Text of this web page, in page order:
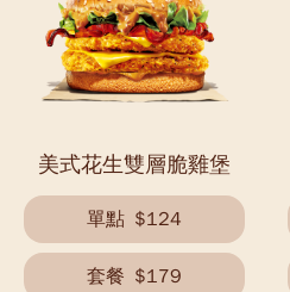
美式花生雙層脆雞堡
單點 $124
套餐 $179